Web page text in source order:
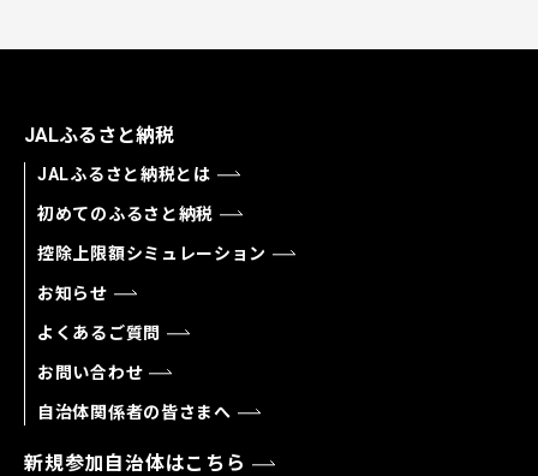
JALふるさと納税
JALふるさと納税とは
初めてのふるさと納税
控除上限額シミュレーション
お知らせ
よくあるご質問
お問い合わせ
自治体関係者の皆さまへ
新規参加自治体はこちら